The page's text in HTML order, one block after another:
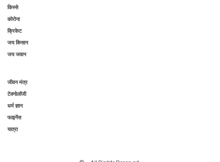
किस्से
कोरोना
क्रिकेट
जय किसान
जय जवान
जीवन मंत्र
टेक्नोलॉजी
धर्म ज्ञान
फाइनेंस
यात्रा